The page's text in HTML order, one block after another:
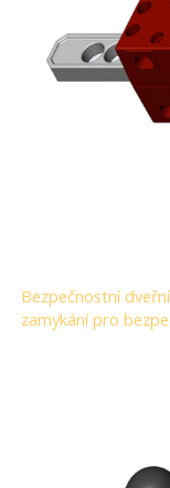
Bezpečnostní
zamykání pro